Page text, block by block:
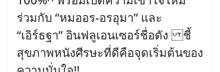
ร่วมกับ “หมออร-อรอุมา” และ
“เอิร์ธฐา” อินฟลูเอนเซอร์ชื่อดัง ชี้
สุขภาพหนังศีรษะที่ดีคือจุดเริ่มต้นของ